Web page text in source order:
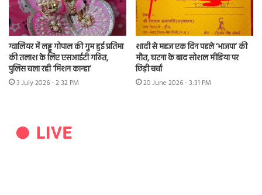
ग्वालियर में लड्डू गोपाल की गुम हुई प्रतिमा
की तलाश के लिए एसआईटी गठित,
पुलिस चला रही ‘मिशन कान्हा’
3 July 2026 - 2:32 PM
शादी से महज एक दिन पहले ‘भाजपा’ की
मौत, घटना के बाद सोशल मीडिया पर
छिड़ी चर्चा
20 June 2026 - 3:31 PM